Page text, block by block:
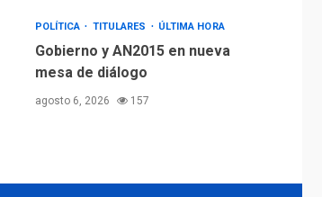
POLÍTICA TITULARES ÚLTIMA HORA
Gobierno y AN2015 en nueva
mesa de diálogo
agosto 6, 2026 157